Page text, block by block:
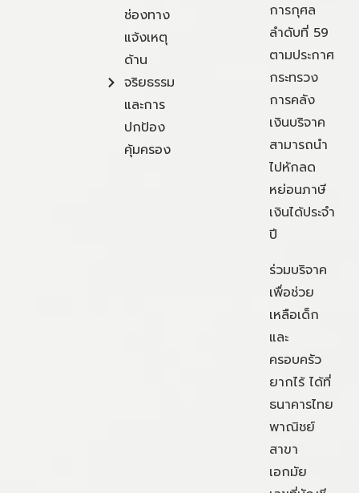
ช่องทาง
แจ้งเหตุ
ด้าน
จริยธรรม
และการ
ปกป้อง
คุ้มครอง
การกุศล
ลำดับที่ 59
ตามประกาศ
กระทรวง
การคลัง
เงินบริจาค
สามารถนำ
ไปหักลด
หย่อนภาษี
เงินได้ประจำ
ปี
ร่วมบริจาค
เพื่อช่วย
เหลือเด็ก
และ
ครอบครัว
ยากไร้ ได้ที่
ธนาคารไทย
พาณิชย์
สาขา
เอกมัย